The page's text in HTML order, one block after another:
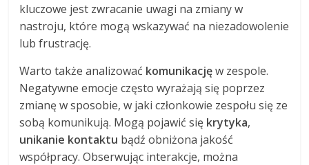
kluczowe jest zwracanie uwagi na zmiany w
nastroju, które mogą wskazywać na niezadowolenie
lub frustrację.
Warto także analizować komunikacjęw zespole.
Negatywne emocje często wyrażają się poprzez
zmianę w sposobie, w jaki członkowie zespołu się ze
sobą komunikują. Mogą pojawić się krytyka,
unikanie kontaktu bądź obniżona jakość
współpracy. Obserwując interakcje, można